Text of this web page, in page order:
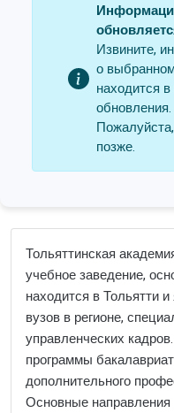
Извините,
о
находится
обновления.
позже.
Тольяттинская
учебное заведение,
находится в Тольятти
вузов в регионе,
управленческих
программы
дополнительного
Основные направления